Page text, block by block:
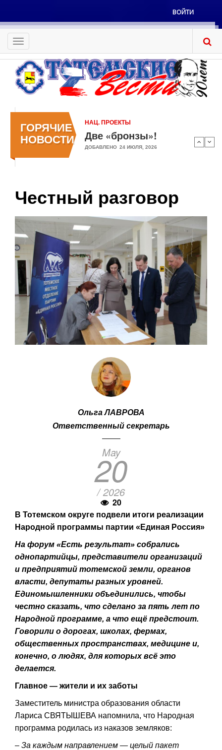
основному
содержанию
Меню
учётной
записи
пользователя
ВОЙТИ
Toggle
navigation
ГОРЯЧИЕ
НОВОСТИ
НАЦ. ПРОЕКТЫ
Две «бронзы»!
ДОБАВЛЕНО 24 ИЮЛЯ, 2026
Честный разговор
Ольга ЛАВРОВА
Ответственный секретарь
May
20
/ 2026
20
В Тотемском округе подвели итоги реализации
Народной программы партии «Единая Россия»
На форум «Есть результат» собрались
однопартийцы, представители организаций
и предприятий тотемской земли, органов
власти, депутаты разных уровней.
Единомышленники объединились, чтобы
честно сказать, что сделано за пять лет по
Народной программе, а что ещё предстоит.
Говорили о дорогах, школах, фермах,
общественных пространствах, медицине и,
конечно, о людях, для которых всё это
делается.
Главное — жители и их заботы
Заместитель министра образования области
Лариса СВЯТЫШЕВА напомнила, что Народная
программа родилась из наказов земляков:
– За каждым направлением — целый пакет